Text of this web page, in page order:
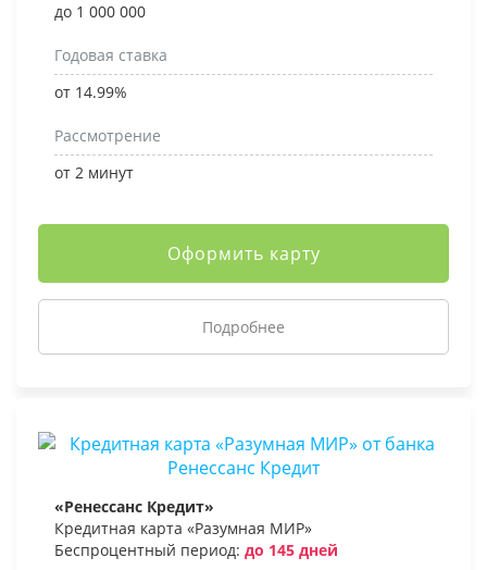
до 1 000 000
Годовая ставка
от 14.99%
Рассмотрение
от 2 минут
Оформить карту
Подробнее
«Ренессанс Кредит»
Кредитная карта «Разумная МИР»
Беспроцентный период: до 145 дней